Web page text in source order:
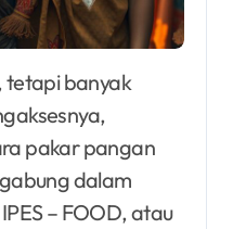
pakar pangan
dalam
– FOOD, atau